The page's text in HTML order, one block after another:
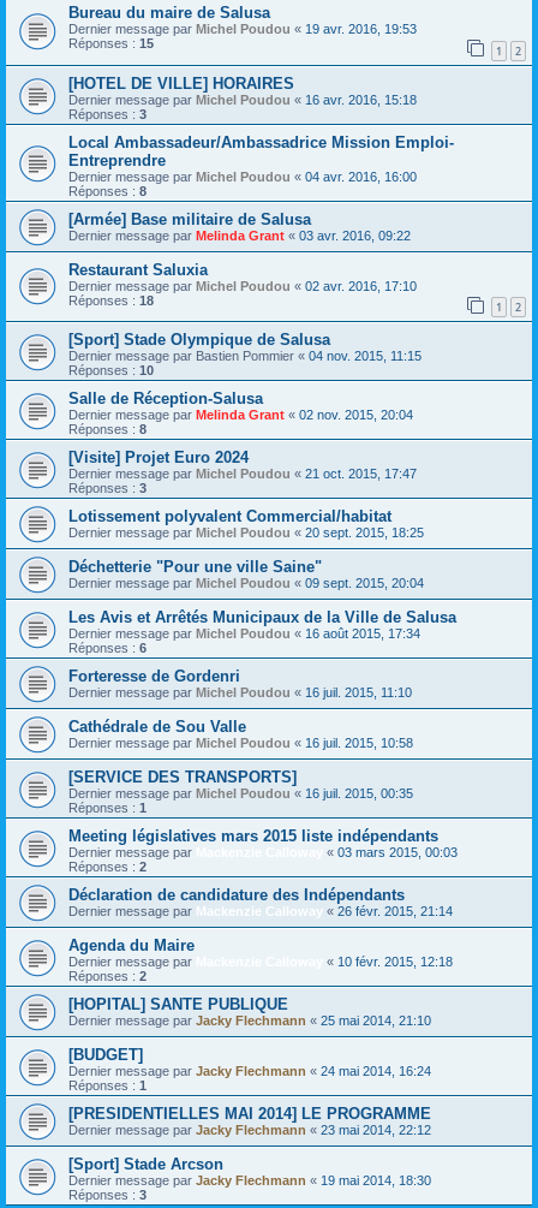
Bureau du maire de Salusa
Dernier message par Michel Poudou « 19 avr. 2016, 19:53
Réponses : 15 1 2
[HOTEL DE VILLE] HORAIRES
Dernier message par Michel Poudou « 16 avr. 2016, 15:18
Réponses : 3
Local Ambassadeur/Ambassadrice Mission Emploi-
Entreprendre
Dernier message par Michel Poudou « 04 avr. 2016, 16:00
Réponses : 8
[Armée] Base militaire de Salusa
Dernier message par Melinda Grant « 03 avr. 2016, 09:22
Restaurant Saluxia
Dernier message par Michel Poudou « 02 avr. 2016, 17:10
Réponses : 18 1 2
[Sport] Stade Olympique de Salusa
Dernier message par Bastien Pommier « 04 nov. 2015, 11:15
Réponses : 10
Salle de Réception-Salusa
Dernier message par Melinda Grant « 02 nov. 2015, 20:04
Réponses : 8
[Visite] Projet Euro 2024
Dernier message par Michel Poudou « 21 oct. 2015, 17:47
Réponses : 3
Lotissement polyvalent Commercial/habitat
Dernier message par Michel Poudou « 20 sept. 2015, 18:25
Déchetterie "Pour une ville Saine"
Dernier message par Michel Poudou « 09 sept. 2015, 20:04
Les Avis et Arrêtés Municipaux de la Ville de Salusa
Dernier message par Michel Poudou « 16 août 2015, 17:34
Réponses : 6
Forteresse de Gordenri
Dernier message par Michel Poudou « 16 juil. 2015, 11:10
Cathédrale de Sou Valle
Dernier message par Michel Poudou « 16 juil. 2015, 10:58
[SERVICE DES TRANSPORTS]
Dernier message par Michel Poudou « 16 juil. 2015, 00:35
Réponses : 1
Meeting législatives mars 2015 liste indépendants
Dernier message par « 03 mars 2015, 00:03
Réponses : 2
Déclaration de candidature des Indépendants
Dernier message par Mackenzie Calloway « 26 févr. 2015, 21:14
Agenda du Maire
Dernier message par « 10 févr. 2015, 12:18
Réponses : 2
[HOPITAL] SANTE PUBLIQUE
Dernier message par Jacky Flechmann « 25 mai 2014, 21:10
[BUDGET]
Dernier message par Jacky Flechmann « 24 mai 2014, 16:24
Réponses : 1
[PRESIDENTIELLES MAI 2014] LE PROGRAMME
Dernier message par Jacky Flechmann « 23 mai 2014, 22:12
[Sport] Stade Arcson
Dernier message par Jacky Flechmann « 19 mai 2014, 18:30
Réponses : 3